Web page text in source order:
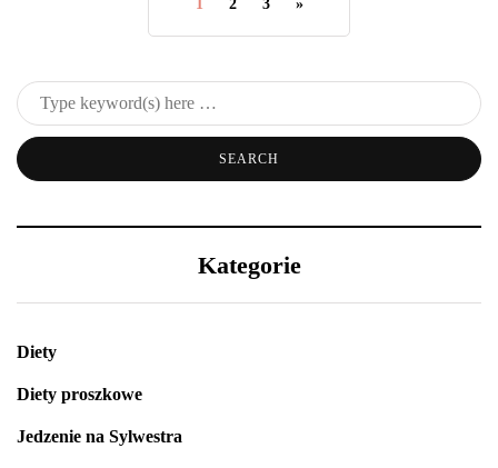
1 2 3 »
Kategorie
Diety
Diety proszkowe
Jedzenie na Sylwestra